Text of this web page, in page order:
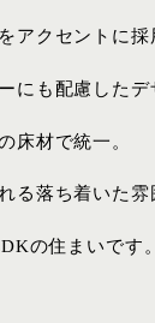
アクセントに採
にも配慮したデ
床材で統一。
落ち着いた雰
の住まいです。